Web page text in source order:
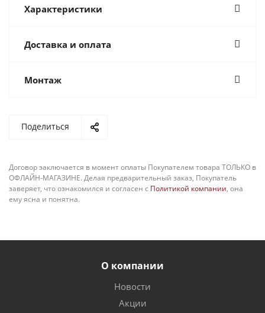
Характеристики
Доставка и оплата
Монтаж
Поделиться
Договор заключается в момент оплаты Покупателем товара ТОЛЬКО в
ОФЛАЙН-МАГАЗИНЕ. Делая предварительный заказ, Покупатель
заверяет, что ознакомился и согласен с Политикой компании, она
ему ясна и понятна.
О компании
Новости
Акции